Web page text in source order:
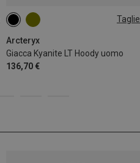
Taglie
Arcteryx
Giacca Kyanite LT Hoody uomo
136,70 €
S XL